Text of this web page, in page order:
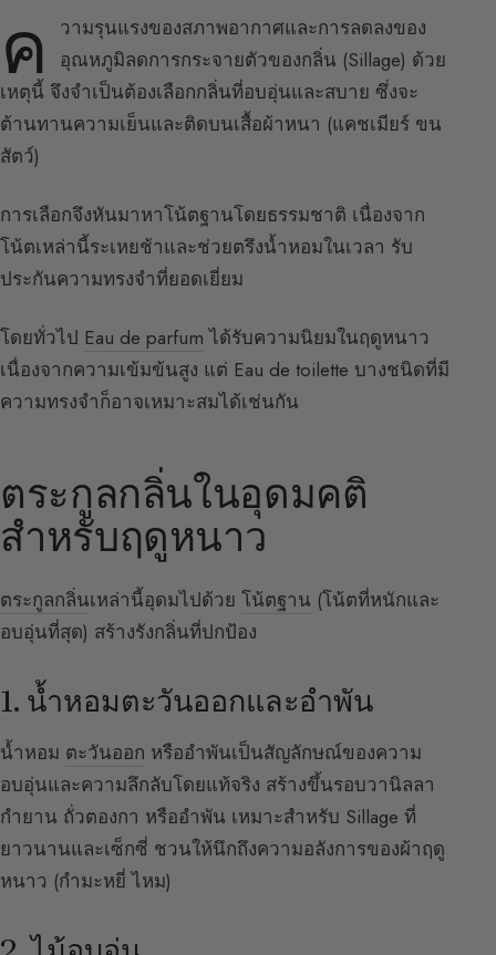
ค
วามรุนแรงของสภาพอากาศและการลดลงของ
อุณหภูมิลดการกระจายตัวของกลิ่น (Sillage) ด้วย
เหตุนี้ จึงจำเป็นต้องเลือกกลิ่นที่อบอุ่นและสบาย ซึ่งจะ
ต้านทานความเย็นและติดบนเสื้อผ้าหนา (แคชเมียร์ ขน
สัตว์)
การเลือกจึงหันมาหาโน้ตฐานโดยธรรมชาติ เนื่องจาก
โน้ตเหล่านี้ระเหยช้าและช่วยตรึงน้ำหอมในเวลา รับ
ประกันความทรงจำที่ยอดเยี่ยม
โดยทั่วไป Eau de parfum ได้รับความนิยมในฤดูหนาว
เนื่องจากความเข้มข้นสูง แต่ Eau de toilette บางชนิดที่มี
ความทรงจำก็อาจเหมาะสมได้เช่นกัน
ตระกูลกลิ่นในอุดมคติ
สำหรับฤดูหนาว
ตระกูลกลิ่นเหล่านี้อุดมไปด้วย โน้ตฐาน (โน้ตที่หนักและ
อบอุ่นที่สุด) สร้างรังกลิ่นที่ปกป้อง
1. น้ำหอมตะวันออกและอำพัน
น้ำหอม ตะวันออก หรืออำพันเป็นสัญลักษณ์ของความ
อบอุ่นและความลึกลับโดยแท้จริง สร้างขึ้นรอบวานิลลา
กำยาน ถั่วตองกา หรืออำพัน เหมาะสำหรับ Sillage ที่
ยาวนานและเซ็กซี่ ชวนให้นึกถึงความอลังการของผ้าฤดู
หนาว (กำมะหยี่ ไหม)